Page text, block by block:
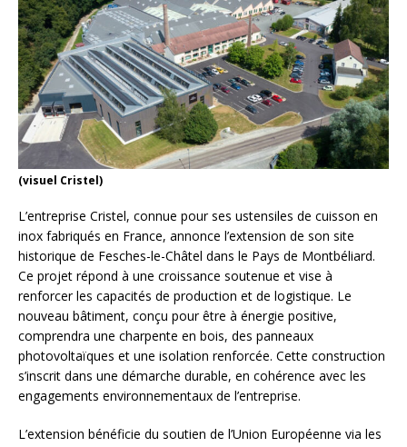
(visuel Cristel)
L’entreprise Cristel, connue pour ses ustensiles de cuisson en
inox fabriqués en France, annonce l’extension de son site
historique de Fesches-le-Châtel dans le Pays de Montbéliard.
Ce projet répond à une croissance soutenue et vise à
renforcer les capacités de production et de logistique. Le
nouveau bâtiment, conçu pour être à énergie positive,
comprendra une charpente en bois, des panneaux
photovoltaïques et une isolation renforcée. Cette construction
s’inscrit dans une démarche durable, en cohérence avec les
engagements environnementaux de l’entreprise.
L’extension bénéficie du soutien de l’Union Européenne via les